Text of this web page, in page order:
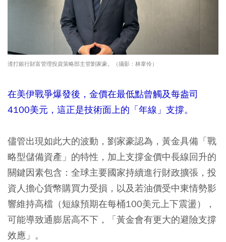
渣打銀行財富管理投資策略部主管劉家豪。（攝影：林韋伶）
在美伊戰爭爆發後，金價在最低點曾觸及每盎司
4100美元，這正是技術面上的「年線」支撐。
儘管出現如此大的波動，劉家豪認為，黃金具備「戰
略型儲備資產」的特性，加上支撐金價中長線回升的
關鍵因素包含：全球主要國家持續進行財政擴張，投
資人擔心貨幣購買力受損，以及若油價受中東情勢影
響維持高檔（短線預期在每桶100美元上下震盪），
可能導致通膨居高不下，「黃金會有更大的避險支撐
效應」。